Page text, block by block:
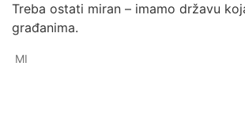
Treba ostati miran – imamo državu
građanima.
MI